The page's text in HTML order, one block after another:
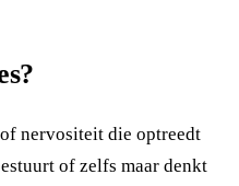
nervositeit die optreedt
of zelfs maar denkt